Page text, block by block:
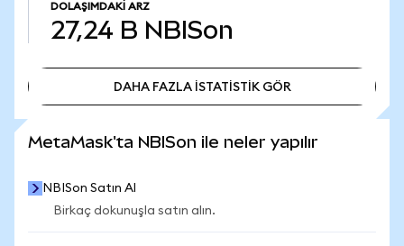
DOLAŞIMDAKI ARZ
27,24 B NBISon
DAHA FAZLA İSTATİSTİK GÖR
MetaMask'ta NBISon ile neler yapılır
NBISon Satın Al
Birkaç dokunuşla satın alın.